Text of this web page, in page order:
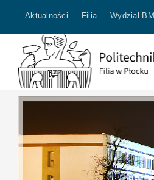
Aktualności Filia Wydział